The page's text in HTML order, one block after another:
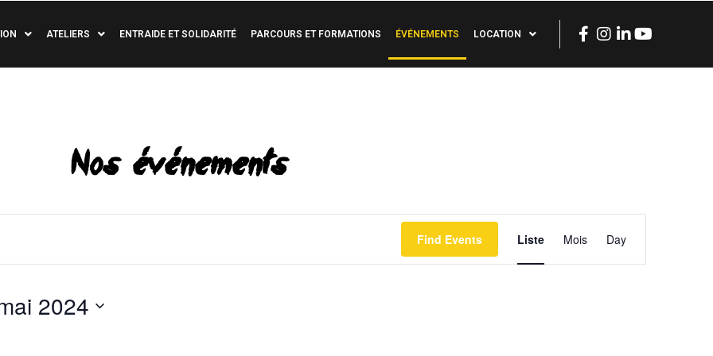
ATELIERS ENTRAIDE ET SOLIDARITÉ PARCOURS ET FORMATIONS ÉVÉNEMENTS LOCATION
Nos événements
Find Events
Views
Liste Mois Day
2024